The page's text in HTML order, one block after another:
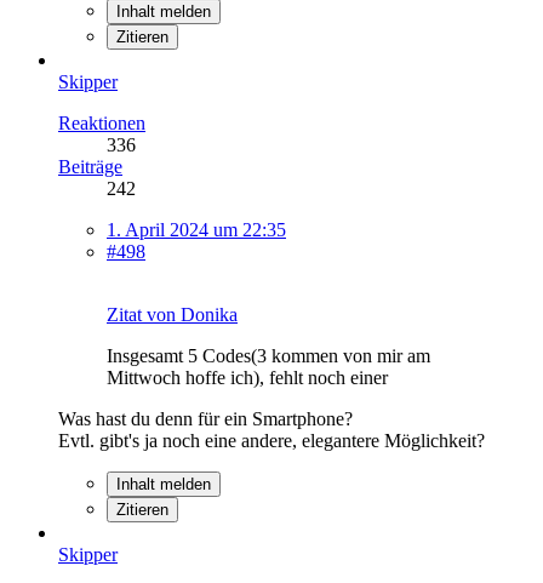
Inhalt melden
Zitieren
Skipper
Reaktionen
336
Beiträge
242
1. April 2024 um 22:35
#498
Zitat von Donika
Insgesamt 5 Codes(3 kommen von mir am
Mittwoch hoffe ich), fehlt noch einer
Was hast du denn für ein Smartphone?
Evtl. gibt's ja noch eine andere, elegantere Möglichkeit?
Inhalt melden
Zitieren
Skipper